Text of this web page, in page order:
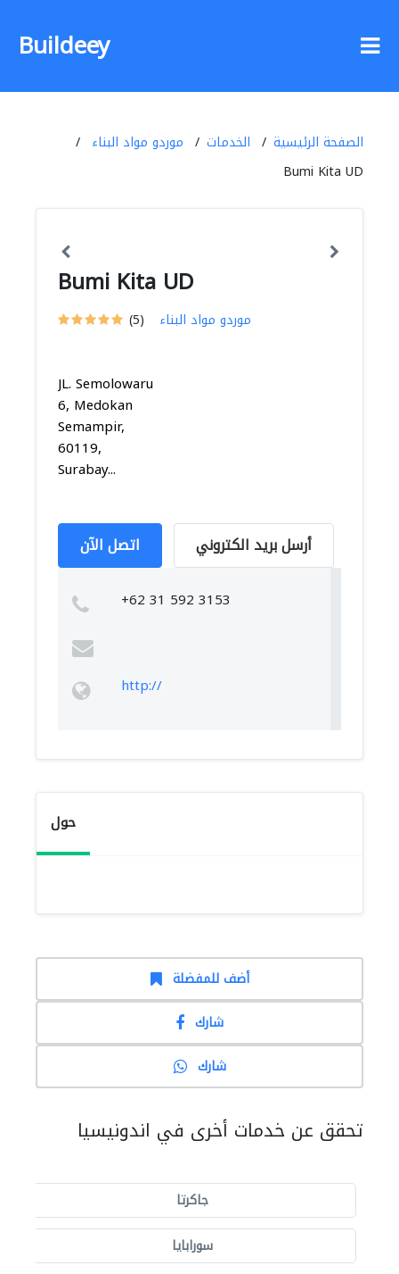
Buildeey
الصفحة الرئيسية الخدمات
موردو مواد البناء
Bumi Kita UD
Bumi Kita UD
(5) موردو مواد البناء
JL. Semolowaru
6, Medokan
Semampir,
60119,
Surabay...
اتصل الآن أرسل بريد الكتروني
+62 31 592 3153
http://
حول
أضف للمفضلة
شارك
شارك
تحقق عن خدمات أخرى في اندونيسيا
جاكرتا
سورابايا